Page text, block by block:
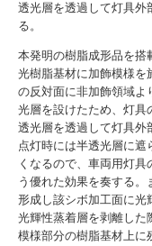
透光層を透過して灯具外
る。
本発明の樹脂成形品を搭
光樹脂基材に加飾模様を
の反対面に非加飾領域よ
光層を設けたため、灯具
透光層を透過して灯具外
点灯時には半透光層に遮
くなるので、車両用灯
う優れた効果を奏する
形成し該シボ加工面に光
光輝性蒸着層を剥離した
模様部分の樹脂基材上に